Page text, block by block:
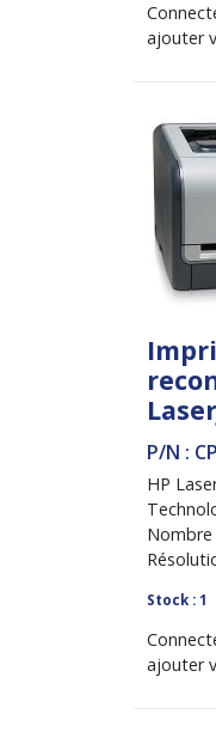
ajouter
P/N :
HP
Nombre
Stock : 1
ajouter